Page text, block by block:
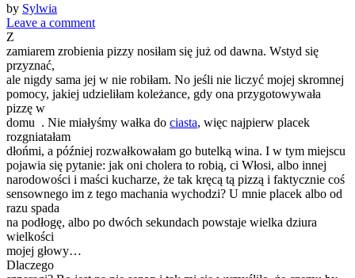
by Sylwia
Leave a comment
Z
zamiarem zrobienia pizzy nosiłam się już od dawna. Wstyd się
przyznać,
ale nigdy sama jej w nie robiłam. No jeśli nie liczyć mojej skromnej
pomocy, jakiej udzieliłam koleżance, gdy ona przygotowywała
pizzę w
domu . Nie miałyśmy wałka do ciasta, więc najpierw placek
rozgniatałam
dłońmi, a później rozwałkowałam go butelką wina. I w tym miejscu
pojawia się pytanie: jak oni cholera to robią, ci Włosi, albo innej
narodowości i maści kucharze, że tak kręcą tą pizzą i faktycznie coś
sensownego im z tego machania wychodzi? U mnie placek albo od
razu spada
na podłogę, albo po dwóch sekundach powstaje wielka dziura
wielkości
mojej głowy…
Dlaczego